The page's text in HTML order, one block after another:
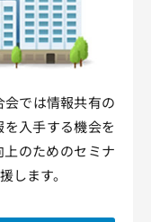
では情報共有の
入手する機会を
のためのセミナ
します。